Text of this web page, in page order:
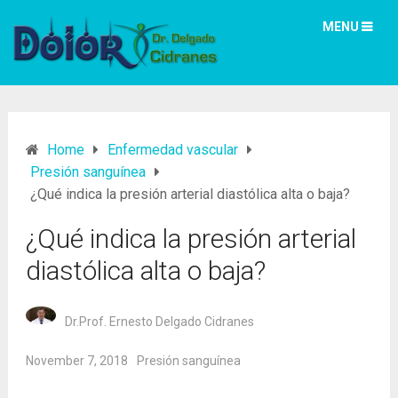
MENU
Home
Enfermedad vascular
Presión sanguínea
¿Qué indica la presión arterial diastólica alta o baja?
¿Qué indica la presión arterial
diastólica alta o baja?
Dr.Prof. Ernesto Delgado Cidranes
November 7, 2018 Presión sanguínea